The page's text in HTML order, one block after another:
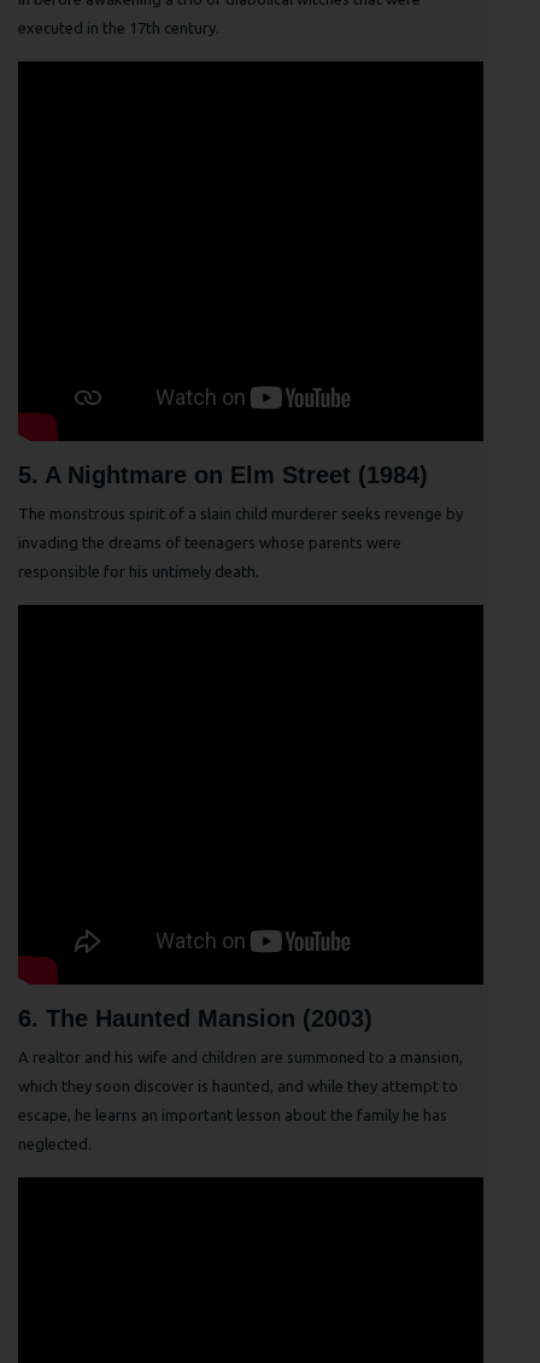
executed in the 17th century.
5. A Nightmare on Elm Street (1984)
The monstrous spirit of a slain child murderer seeks revenge by
invading the dreams of teenagers whose parents were
responsible for his untimely death.
6. The Haunted Mansion (2003)
A realtor and his wife and children are summoned to a mansion,
which they soon discover is haunted, and while they attempt to
escape, he learns an important lesson about the family he has
neglected.